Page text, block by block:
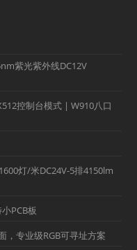
紫光紫外线DC12V
控制台模式 | W910八口
灯/米DC24V-5排4150lm
PCB板
，专业级RGB可寻址方案